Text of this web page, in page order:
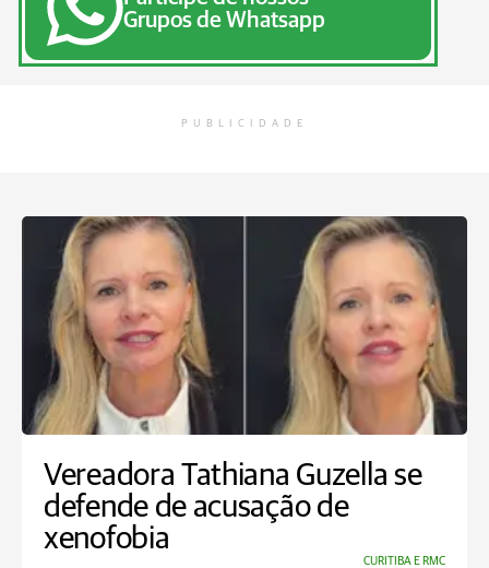
Grupos de Whatsapp
PUBLICIDADE
Vereadora Tathiana Guzella se
defende de acusação de
xenofobia
CURITIBA E RMC